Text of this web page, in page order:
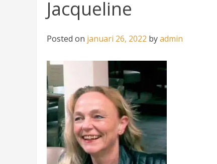
Jacqueline
Posted on januari 26, 2022 byadmin